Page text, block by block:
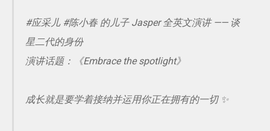
#应采儿 #陈小春 的儿子 Jasper 全英文演讲 —— 谈
星二代的身份
演讲话题：《Embrace the spotlight》
成长就是要学着接纳并运用你正在拥有的一切 ✨